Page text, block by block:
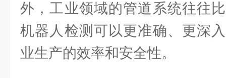
外，工业领域的管道系统往往
机器人检测可以更准确、更深
业生产的效率和安全性。